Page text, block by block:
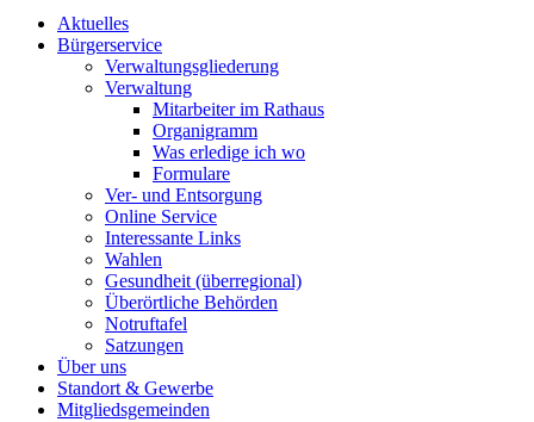
Aktuelles
Bürgerservice
Verwaltungsgliederung
Verwaltung
Mitarbeiter im Rathaus
Organigramm
Was erledige ich wo
Formulare
Ver- und Entsorgung
Online Service
Interessante Links
Wahlen
Gesundheit (überregional)
Überörtliche Behörden
Notruftafel
Satzungen
Über uns
Standort & Gewerbe
Mitgliedsgemeinden